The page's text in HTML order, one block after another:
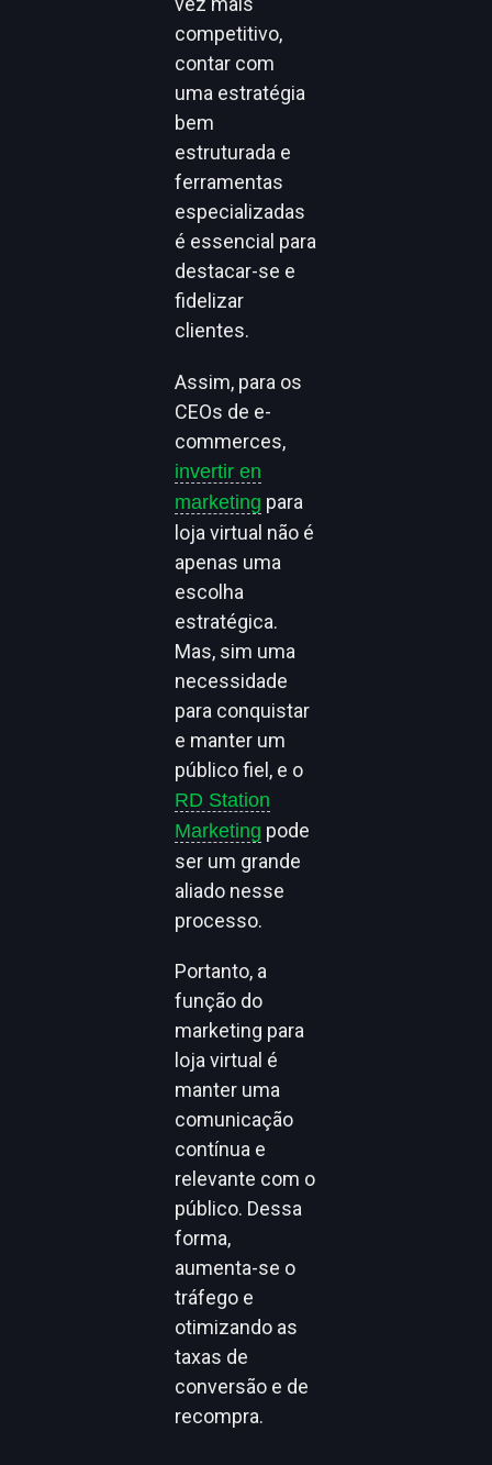
competitivo,
contar com
uma estratégia
bem
estruturada e
ferramentas
especializadas
é essencial para
destacar-se e
fidelizar
clientes.
Assim, para os
CEOs de e-
commerces,
invertir en
marketing para
loja virtual não é
apenas uma
escolha
estratégica.
Mas, sim uma
necessidade
para conquistar
e manter um
público fiel, e o
RD Station
Marketing pode
ser um grande
aliado nesse
processo.
Portanto, a
função do
marketing para
loja virtual é
manter uma
comunicação
contínua e
relevante com o
público. Dessa
forma,
aumenta-se o
tráfego e
otimizando as
taxas de
conversão e de
recompra.